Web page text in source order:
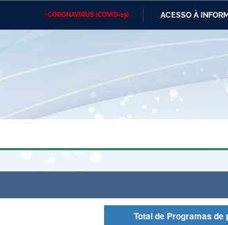
CORONAVÍRUS (COVID-19) ACESSO À
Ministério das Relações
do Desenvolvimento
Geral da União Banco Central do Brasil